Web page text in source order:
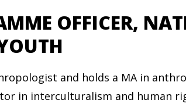
OFFICER,
and holds a MA in
in interculturalism and human